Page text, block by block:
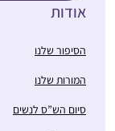
אודות
הסיפור שלנו
המורות שלנו
סיום הש”ס לנשים